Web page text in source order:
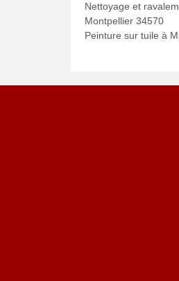
Nettoyage et
Montpellier 34570
Peinture sur tuile à